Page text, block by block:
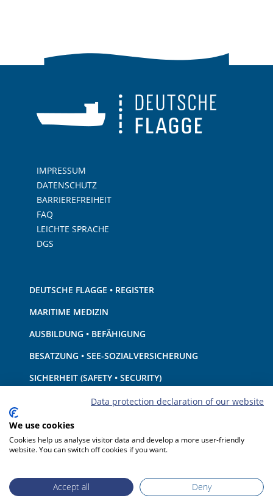
IMPRESSUM
DATENSCHUTZ
BARRIEREFREIHEIT
FAQ
LEICHTE SPRACHE
DGS
DEUTSCHE FLAGGE • REGISTER
MARITIME MEDIZIN
AUSBILDUNG • BEFÄHIGUNG
BESATZUNG • SEE-SOZIALVERSICHERUNG
SICHERHEIT (SAFETY • SECURITY)
SCHIFF • AUSRÜSTUNG
UMWELTSCHUTZ • KLIMA
HAFTUNG • FINANZEN
Data protection declaration of our website
We use cookies
Cookies help us analyse visitor data and develop a more user-friendly
website. You can switch off cookies if you want.
Accept all Deny